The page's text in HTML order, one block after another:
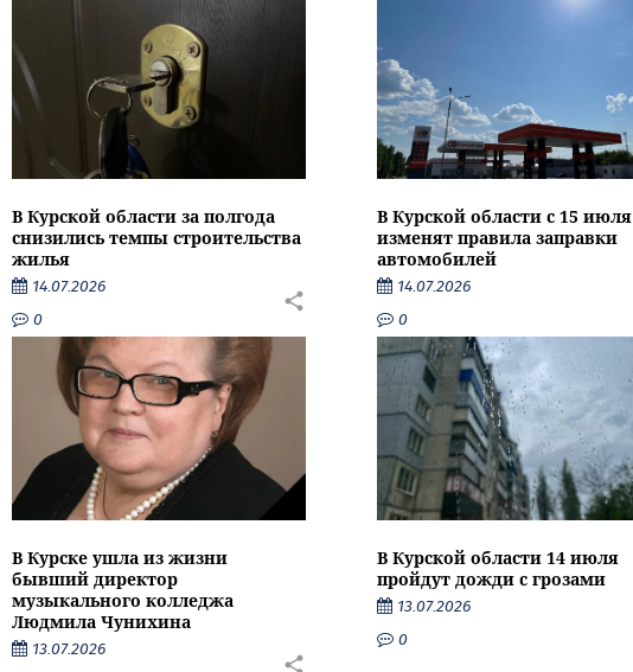
В Курской области за полгода
снизились темпы строительства
жилья
14.07.2026
0
В Курской области с 15 июля
изменят правила заправки
автомобилей
14.07.2026
0
В Курске ушла из жизни
бывший директор
музыкального колледжа
Людмила Чунихина
13.07.2026
В Курской области 14 июля
пройдут дожди с грозами
13.07.2026
0